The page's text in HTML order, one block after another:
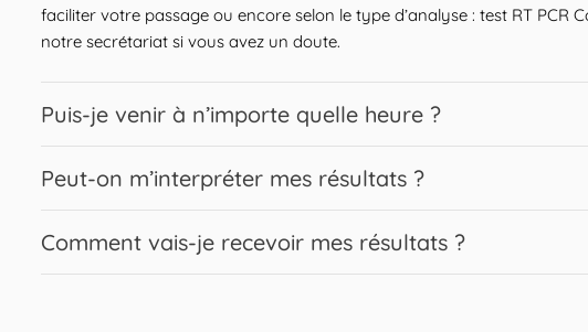
faciliter votre passage ou encore selon le type d’analyse : test RT
notre secrétariat si vous avez un doute.
Puis-je venir à n’importe quelle heure ?
Expand or collapse answer
éventuelles. Afin d’assurer une fiabilité optimale des résultats en
partir d’une certaine heure. Renseignez-vous sur les heures limites de
Peut-on m’interpréter mes résultats ?
Expand or collapse answer
Comment vais-je recevoir mes résultats ?
Expand or collapse answer